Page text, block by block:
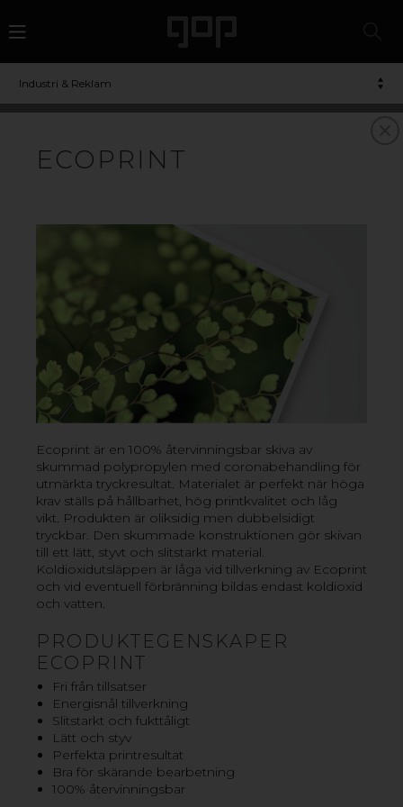
Industri & Reklam
ECOPRINT
Ecoprint är en 100% återvinningsbar skiva av
skummad polypropylen med coronabehandling för
utmärkta tryckresultat. Materialet är perfekt när höga
krav ställs på hållbarhet, hög printkvalitet och låg
vikt. Produkten är oliksidig men dubbelsidigt
tryckbar. Den skummade konstruktionen gör skivan
till ett lätt, styvt och slitstarkt material.
Koldioxidutsläppen är låga vid tillverkning av Ecoprint
och vid eventuell förbränning bildas endast koldioxid
och vatten.
PRODUKTEGENSKAPER
ECOPRINT
Fri från tillsatser
Energisnål tillverkning
Slitstarkt och fukttåligt
Lätt och styv
Perfekta printresultat
Bra för skärande bearbetning
100% återvinningsbar
POLYPROPYLEN
obegränsat antal färger. PP finns som lättviktsskivor, tex
skummad eller i sandwichkonstruktion och passar bra
för många olika slags printapplikationer samtidigt som
det kan både bigas och stansas. Vid tryck
rekommenderas coronabehandlad yta för bästa
resultat. Materialet går att återvinna.
Vårt breda sortiment av polypropylen är särskilt
utvecklat för att möta marknadens efterfrågan på
hållbara alternativ av material för reklam- och trycksaker.